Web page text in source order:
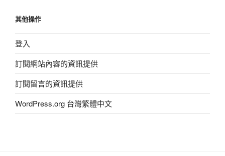
其他操作
登入
訂閱網站內容的資訊提供
訂閱留言的資訊提供
WordPress.org 台灣繁體中文